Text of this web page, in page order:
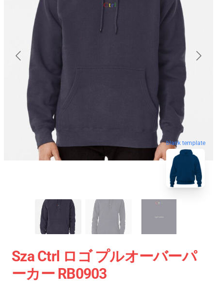
blank template
Sza Ctrl ロゴ プルオーバーパ
ーカー RB0903